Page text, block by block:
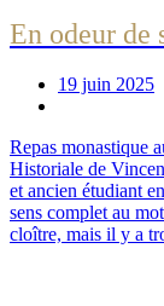
En odeur de
19 juin 2025
Repas monastique
Historiale de
et ancien étudiant
sens complet au
cloître, mais il y a